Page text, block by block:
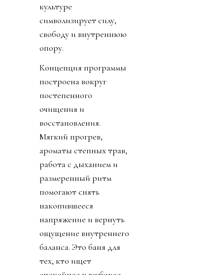
культуре
символизирует силу,
свободу и внутреннюю
опору.
Концепция программы
построена вокруг
постепенного
очищения и
восстановления.
Мягкий прогрев,
ароматы степных трав,
работа с дыханием и
размеренный ритм
помогают снять
накопившееся
напряжение и вернуть
ощущение внутреннего
баланса. Это баня для
тех, кто ищет